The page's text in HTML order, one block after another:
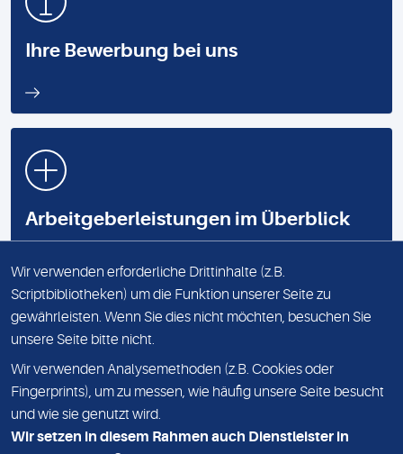
Ihre Bewerbung bei uns
Arbeitgeberleistungen im Überblick
DATENSCHUTZ
HOMEPAGE MEDIZINISCHES LABOR NORD
Wir verwenden erforderliche Drittinhalte (z.B.
Scriptbibliotheken) um die Funktion unserer Seite zu
gewährleisten. Wenn Sie dies nicht möchten, besuchen Sie
unsere Seite bitte nicht.
Wir verwenden Analysemethoden (z.B. Cookies oder
Fingerprints), um zu messen, wie häufig unsere Seite besucht
und wie sie genutzt wird.
Wir setzen in diesem Rahmen auch Dienstleister in